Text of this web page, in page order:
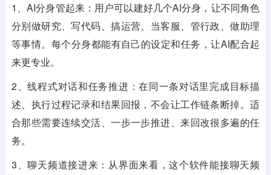
1、AI分身管起来：用户可以建好几个AI分身，让不同角色
分别做研究、写代码、搞运营、当客服、管行政、做助理
等事情。每个分身都能有自己的设定和任务，让AI配合起
来更专业。
2、线程式对话和任务推进：在同一条对话里完成目标描
述、执行过程记录和结果回报，不会让工作链条断掉。适
合那些需要连续交活、一步一步推进、来回改很多遍的任
务。
3、聊天频道接进来：从界面来看，这个软件能接聊天频